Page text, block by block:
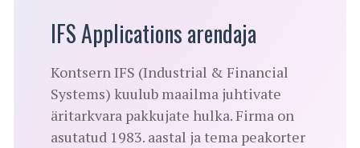
IFS Applications arendaja
Kontsern IFS (Industrial & Financial
Systems) kuulub maailma juhtivate
äritarkvara pakkujate hulka. Firma on
asutatud 1983. aastal ja tema peakorter